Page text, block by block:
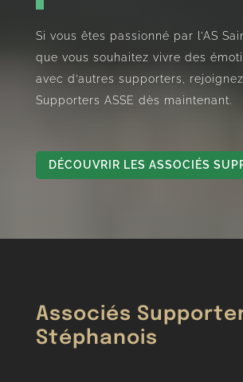
Si vous êtes passionné par l’AS
que vous souhaitez vivre des
avec d’autres supporters,
Supporters ASSE dès maintenant.
DÉCOUVRIR LES ASSOCIÉS
Associés
Stéphanois